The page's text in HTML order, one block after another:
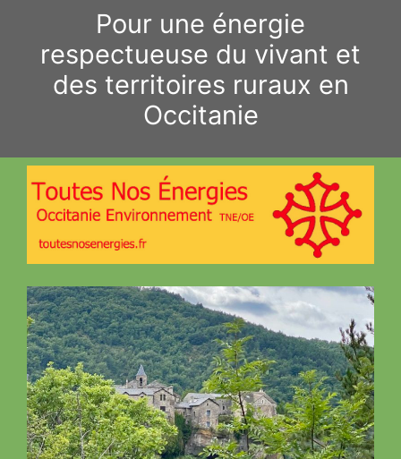
contenu
Pour une énergie
respectueuse du vivant et
des territoires ruraux en
Occitanie